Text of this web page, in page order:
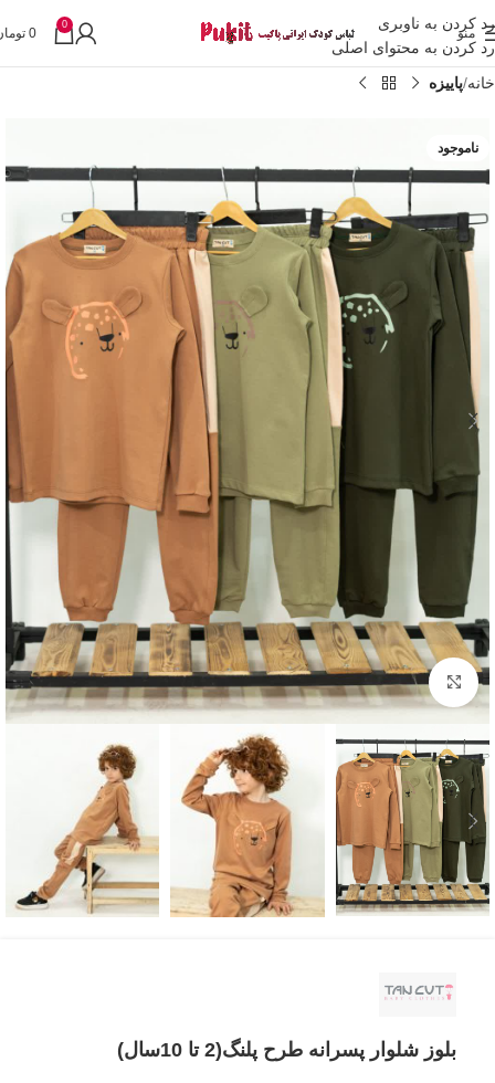
رد کردن به ناوبری
رد کردن به محتوای اصلی
منو
0
0
خانه پاییزه
ناموجود
بزرگنمایی تصویر
بلوز شلوار پسرانه طرح پلنگ(2 تا 10سال)